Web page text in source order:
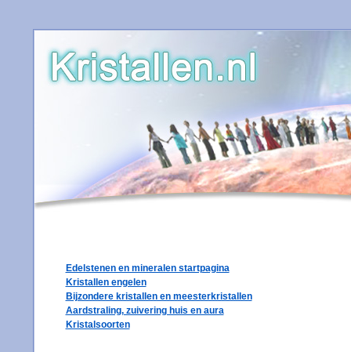
Edelstenen en mineralen startpagina
Kristallen engelen
Bijzondere kristallen en meesterkristallen
Aardstraling, zuivering huis en aura
Kristalsoorten